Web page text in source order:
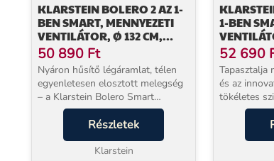
KLARSTEIN BOLERO 2 AZ 1-
BEN SMART, MENNYEZETI
VENTILÁTOR, Ø 132 CM,
FÉNY 55 W, TÁVIRÁNYÍTÓ,
VEZÉRLÉS APPLIKÁCIÓN
KERESZTÜL, 2 MENETIRÁNY
50 890 Ft
Nyáron hűsítő légáramlat, télen
egyenletesen elosztott melegség
– a Klarstein Bolero Smart
mennyezeti ventilátor egész évben
gondoskodik az otthon kényelmes
légköréről. A DC-motor
mindössze 35 W fogya...
Részletek
Klarstein
1-BEN
52 690
Tapasztalja
és az
tökéletes
Fiji Flow smart mennyezeti
lenyűgöző
nemcsak